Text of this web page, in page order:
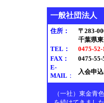
一般社団法
住所：
〒283-
千葉県
TEL：
0475-52-
FAX：
0475-55-
E-
MAIL ：
入会申
（一社）東金青